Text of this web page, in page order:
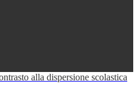
alla dispersione scolastica